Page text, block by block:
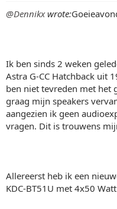
@Dennikxwrote:
Ik ben sinds 2 weken
Astra G-CC Hatchback uit
ben niet tevreden met het
graag mijn speakers
aangezien ik geen
vragen. Dit is trouwens
Allereerst heb ik een
KDC-BT51U met 4x50